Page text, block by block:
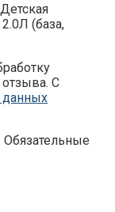
(база,
С
данных
Обязательные